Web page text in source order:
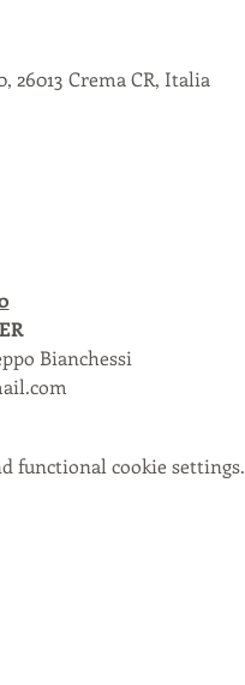
26013 Crema CR, Italia
Bianchessi
functional cookie settings.